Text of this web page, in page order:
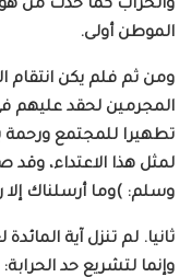
والخراب كما حدث من
الموطن أولى.
ومن ثم فلم يكن انتقام
المجرمين لحقد عليهم
تطهيرا للمجتمع ورحمة
لمثل هذا الاعتداء، وقد
وسلم: )وما أرسلناك إلا رحمة
ثانيا. لم تنزل آية
وإنما لتشريع حد الحرابة: